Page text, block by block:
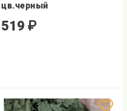
цв.черный
519 ₽